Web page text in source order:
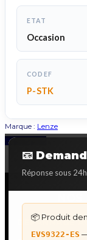
ETAT
Occasion
CODEF
P-STK
Marque : Lenze
📧
Réponse sous 24h
📦 Produit
EVS9322-ES
Back to Top
DÉPANNAGE